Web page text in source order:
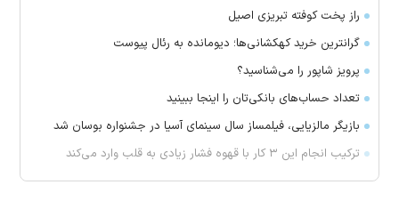
راز پخت کوفته تبریزی اصیل
گرانترین خرید کهکشانی‌ها؛ دیومانده به رئال پیوست
پرویز شاپور را می‌شناسید؟
تعداد حساب‌های بانکی‌تان را اینجا ببینید
بازیگر مالزیایی، فیلمساز سال سینمای آسیا در جشنواره بوسان شد
ترکیب انجام این ۳ کار با قهوه فشار زیادی به قلب وارد می‌کند